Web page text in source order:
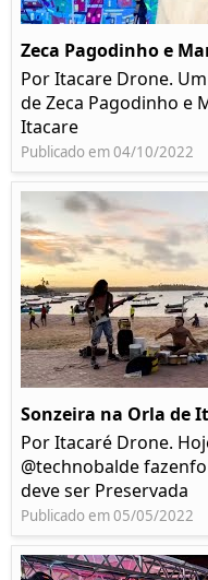
Zeca Pagodinho e
Por Itacare Drone.
de Zeca Pagodinho e
Itacare
Publicado em 04/10/2022
Sonzeira na Orla de
Por Itacaré Drone.
@technobalde
deve ser Preservada
Publicado em 05/05/2022